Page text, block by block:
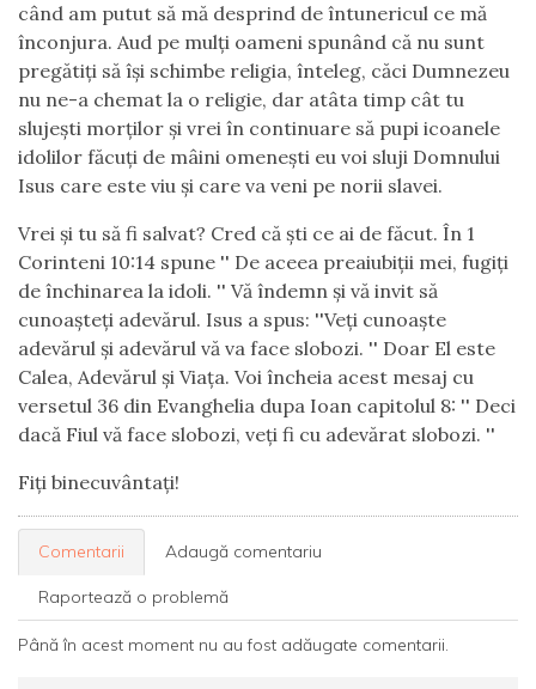
când am putut să mă desprind de întunericul ce mă
înconjura. Aud pe mulți oameni spunând că nu sunt
pregătiți să își schimbe religia, înteleg, căci Dumnezeu
nu ne-a chemat la o religie, dar atâta timp cât tu
slujești morților și vrei în continuare să pupi icoanele
idolilor făcuți de mâini omenești eu voi sluji Domnului
Isus care este viu și care va veni pe norii slavei.
Vrei și tu să fi salvat? Cred că ști ce ai de făcut. În 1
Corinteni 10:14 spune '' De aceea preaiubiții mei, fugiți
de închinarea la idoli. '' Vă îndemn și vă invit să
cunoașteți adevărul. Isus a spus: ''Veți cunoaște
adevărul și adevărul vă va face slobozi. '' Doar El este
Calea, Adevărul și Viața. Voi încheia acest mesaj cu
versetul 36 din Evanghelia dupa Ioan capitolul 8: '' Deci
dacă Fiul vă face slobozi, veți fi cu adevărat slobozi. ''
Fiți binecuvântați!
Comentarii Adaugă comentariu
Raportează o problemă
Până în acest moment nu au fost adăugate comentarii.